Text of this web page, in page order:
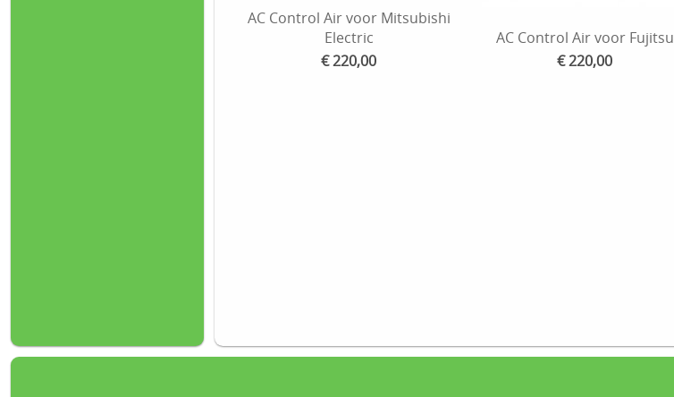
AC Control Air voor Mitsubishi
Electric
€ 220,00
AC Control Air voor Fujitsu
€ 220,00